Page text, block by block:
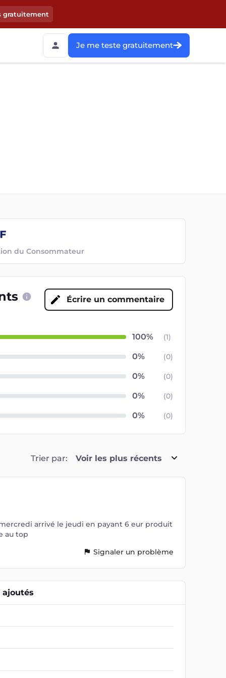
gratuitement
Je me teste gratuitement
du Consommateur
Écrire un commentaire
(1)
(0)
(0)
(0)
(0)
Trier par: Voir les plus récents
arrivé le jeudi en payant 6 eur produit
au top
Signaler un problème
ajoutés